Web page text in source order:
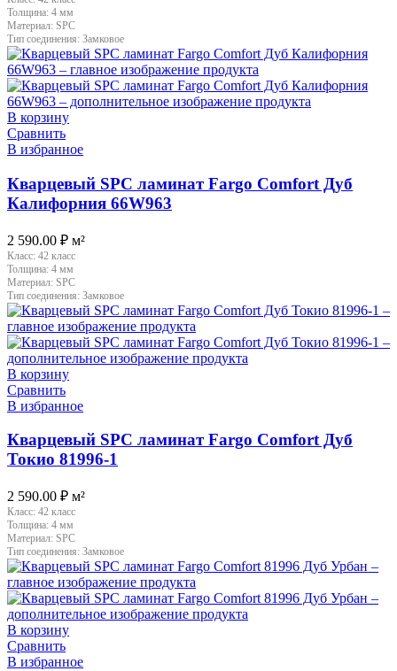
Толщина: 4 мм
Материал: SPC
Тип соединения: Замковое
В корзину
Сравнить
В избранное
Кварцевый SPC ламинат Fargo Comfort Дуб
Калифорния 66W963
2 590.00 ₽ м²
Класс: 42 класс
Толщина: 4 мм
Материал: SPC
Тип соединения: Замковое
В корзину
Сравнить
В избранное
Кварцевый SPC ламинат Fargo Comfort Дуб
Токио 81996-1
2 590.00 ₽ м²
Класс: 42 класс
Толщина: 4 мм
Материал: SPC
Тип соединения: Замковое
В корзину
Сравнить
В избранное